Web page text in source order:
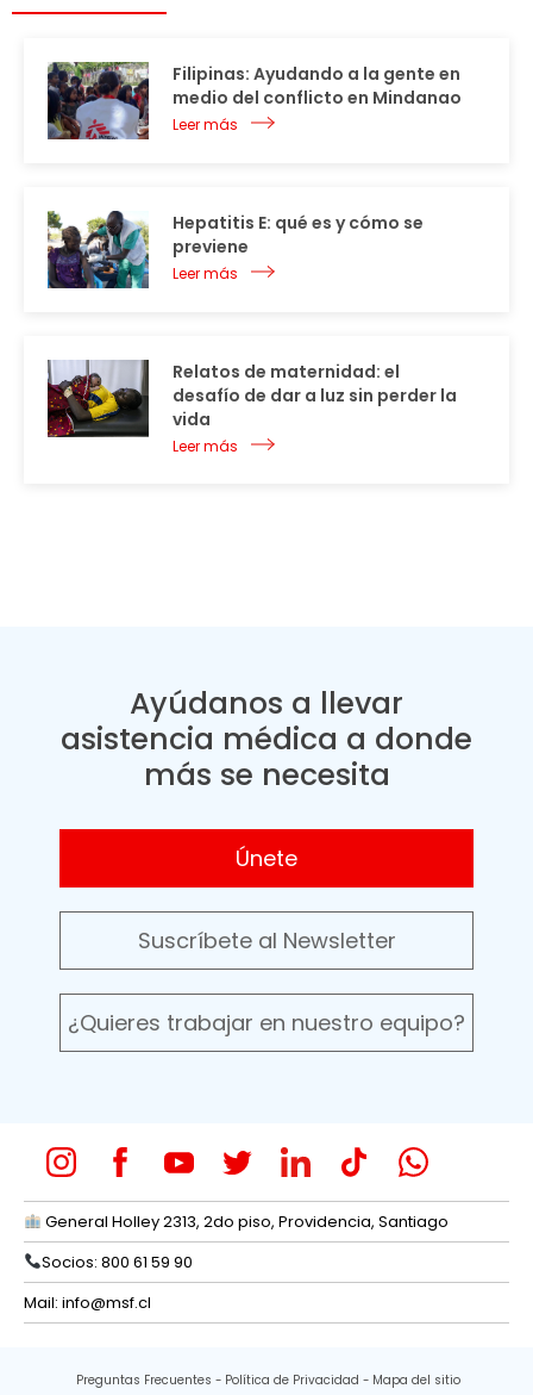
Filipinas: Ayudando a la gente en
medio del conflicto en Mindanao
Leer más
Hepatitis E: qué es y cómo se
previene
Leer más
Relatos de maternidad: el
desafío de dar a luz sin perder la
vida
Leer más
Ayúdanos a llevar
asistencia médica a donde
más se necesita
Únete
Suscríbete al Newsletter
¿Quieres trabajar en nuestro equipo?
General Holley 2313, 2do piso, Providencia, Santiago
Socios: 800 61 59 90
Mail: info@msf.cl
Preguntas Frecuentes Política de Privacidad Mapa del sitio